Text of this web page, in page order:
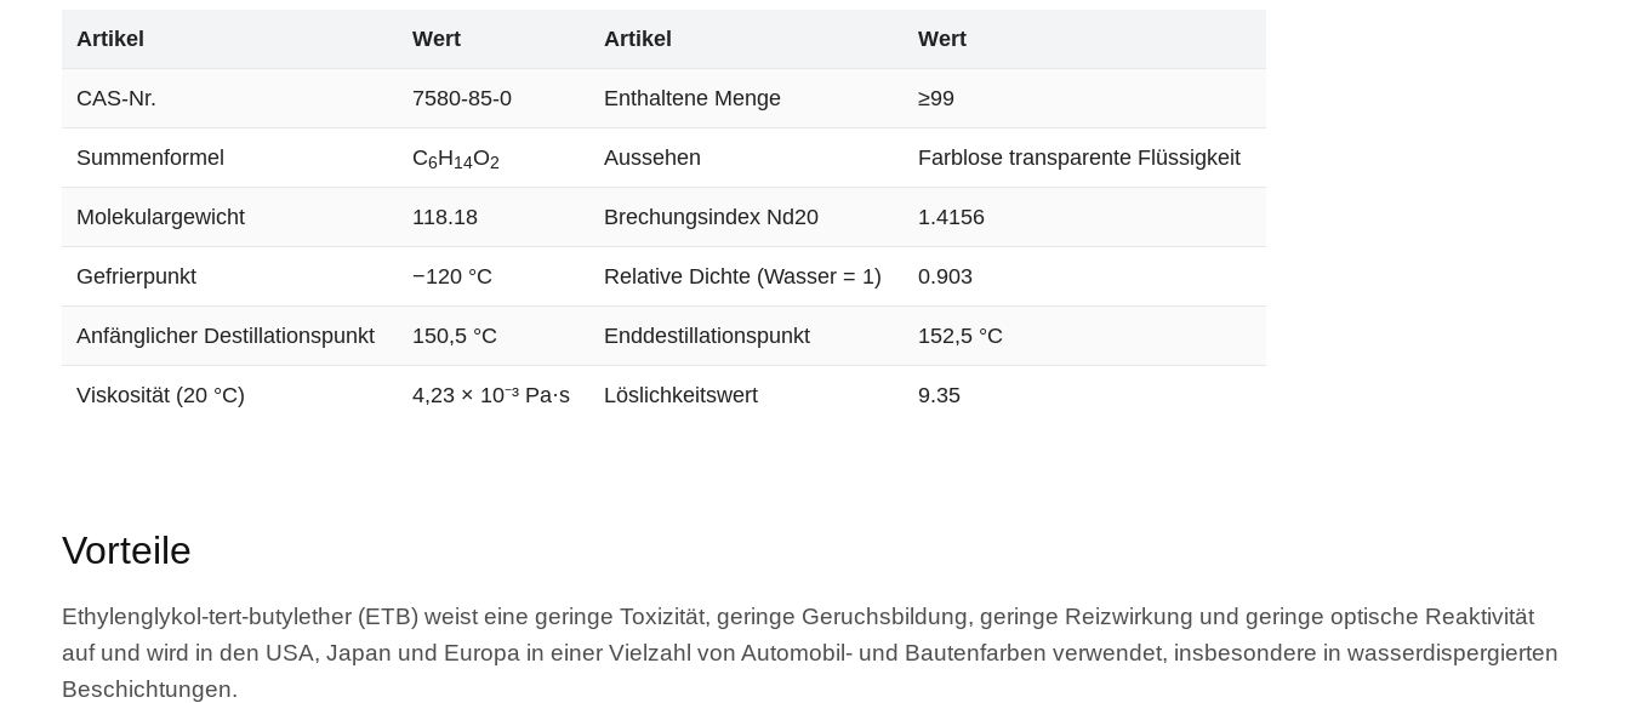
Artikel Wert Artikel Wert
CAS-Nr. 7580-85-0 Enthaltene Menge ≥99
Summenformel C6H14O2 Aussehen Farblose transparente Flüssigkeit
Molekulargewicht 118.18 Brechungsindex Nd20 1.4156
Gefrierpunkt −120 °C Relative Dichte (Wasser = 1) 0.903
Anfänglicher Destillationspunkt 150,5 °C Enddestillationspunkt 152,5 °C
Viskosität (20 °C) 4,23 × 10⁻³ Pa·s Löslichkeitswert 9.35
Vorteile
Ethylenglykol-tert-butylether (ETB) weist eine geringe Toxizität, geringe Geruchsbildung, geringe Reizwirkung und geringe optische Reaktivität
auf und wird in den USA, Japan und Europa in einer Vielzahl von Automobil- und Bautenfarben verwendet, insbesondere in wasserdispergierten
Beschichtungen.